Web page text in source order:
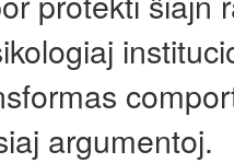
argumentoj.